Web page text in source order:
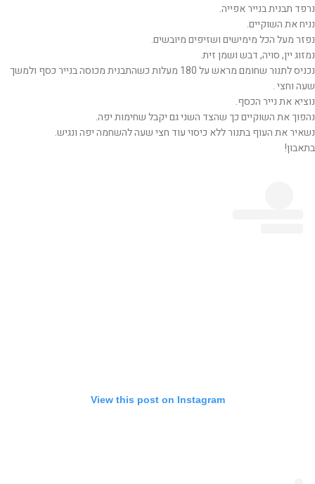
נרפד תבנית בנייר אפייה.
נניח את השוקיים.
נפזר מעל הכל מימישים ושזיפים מיובשים.
נמזוג יין, סויה, דבש ושמן זית.
נכניס לתנור שחומם מראש על 180 מעלות כשהתבנית מכוסה בנייר כסף ולמשך
שעה וחצי .
נוציא את נייר הכסף.
נהפוך את השוקיים כך שהצד השני גם יקבל שחימות יפה.
נשאיר את העוף בתנור ללא כיסוי עוד חצי שעה להשחמה יפה ונגיש.
בתאבון!
View this post on Instagram